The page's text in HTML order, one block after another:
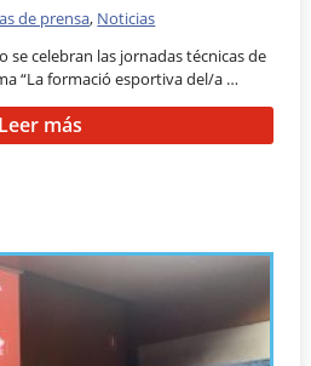
de prensa, Noticias
se celebran las jornadas técnicas de
“La formació esportiva del/a …
Leer más